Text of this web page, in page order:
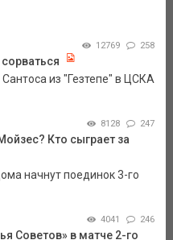
12769 258
из "Гезтепе" в ЦСКА
8128 247
Кто сыграет за
начнут поединок 3-го
4041 246
Советов» в матче 2-го